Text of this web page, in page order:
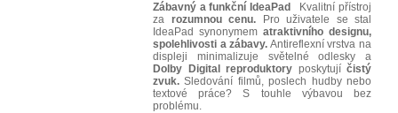
Zábavný a funkční IdeaPad
Kvalitní přístroj
za rozumnou cenu. Pro uživatele se stal
IdeaPad synonymem atraktivního designu,
spolehlivosti a zábavy. Antireflexní vrstva na
displeji minimalizuje světelné odlesky a
Dolby Digital reproduktory poskytují čistý
zvuk. Sledování filmů, poslech hudby nebo
textové práce? S touhle výbavou bez
problému.